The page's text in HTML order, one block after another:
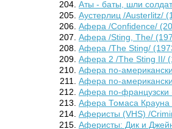
Аты - баты, шли
Аустерлиц /Austerlitz/
Афера /Confidence/
Афера /Sting, The/
Афера /The Sting/
Афера 2 /The Sting II/
Афера по-
Афера по-
Афера по-французски
Афера Томаса Крауна
Аферисты (VHS) /
Аферисты: Дик и